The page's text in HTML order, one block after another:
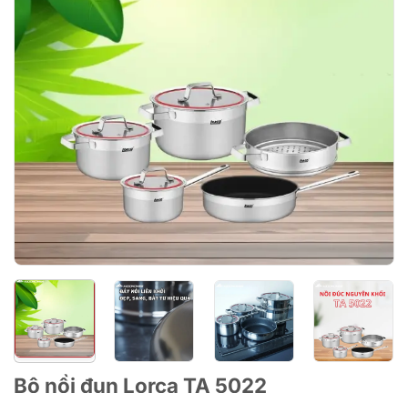
Bộ nồi đun Lorca TA 5022